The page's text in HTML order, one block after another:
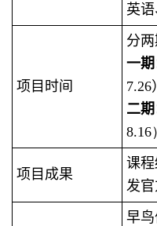
英
项目时间
分
一期
7.26）
二期
8.16）
项目成果
课
发
早鸟